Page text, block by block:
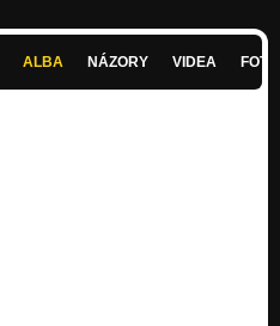
ALBA NÁZORY VIDEA